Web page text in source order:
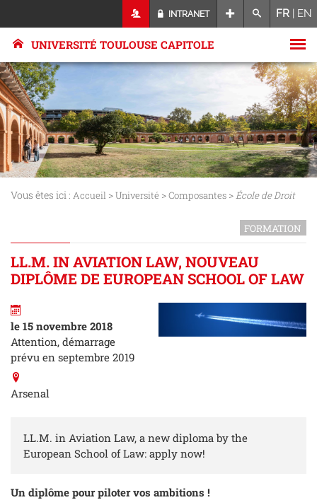
INTRANET FR | EN
UNIVERSITÉ TOULOUSE CAPITOLE
Vous êtes ici : Accueil >Université >Composantes >École de Droit
FORMATION
LL.M. IN AVIATION LAW, NOUVEAU
DIPLÔME DE EUROPEAN SCHOOL OF LAW
le 15 novembre 2018
Attention, démarrage
prévu en septembre 2019
Arsenal
LL.M. in Aviation Law, a new diploma by the
European School of Law: apply now!
Un diplôme pour piloter vos ambitions !